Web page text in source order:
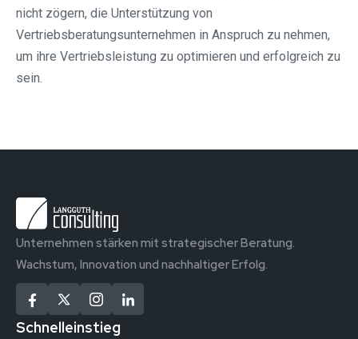
nicht zögern, die Unterstützung von
Vertriebsberatungsunternehmen in Anspruch zu nehmen,
um ihre Vertriebsleistung zu optimieren und erfolgreich zu
sein.
Unternehmen stärken mit strategischer Beratung.
Wachstum, Innovation und nachhaltiger Erfolg.
Schnelleinstieg